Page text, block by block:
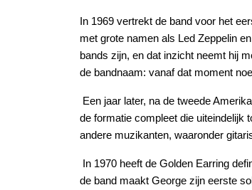
In 1969 vertrekt de band voor het
met grote namen als Led Zeppelin
bands zijn, en dat inzicht neemt hij
de bandnaam: vanaf dat moment
Een jaar later, na de tweede
de formatie compleet die uiteindelijk
andere muzikanten, waaronder
In 1970 heeft de Golden Earring
de band maakt George zijn eerste